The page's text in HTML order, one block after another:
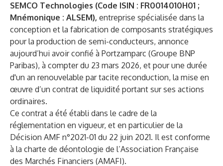
SEMCO Technologies (Code ISIN : FR0014010H01 ;
Mnémonique : ALSEM), entreprise spécialisée dans la
conception et la fabrication de composants stratégiques
pour la production de semi-conducteurs, annonce
aujourd’hui avoir confié à Portzamparc (Groupe BNP
Paribas), à compter du 23 mars 2026, et pour une durée
d'un an renouvelable par tacite reconduction, la mise en
œuvre d’un contrat de liquidité portant sur ses actions
ordinaires.
Ce contrat a été établi dans le cadre de la
réglementation en vigueur, et en particulier de la
Décision AMF n°2021-01 du 22 juin 2021. Il est conforme
à la charte de déontologie de l’Association Française
des Marchés Financiers (AMAFI).